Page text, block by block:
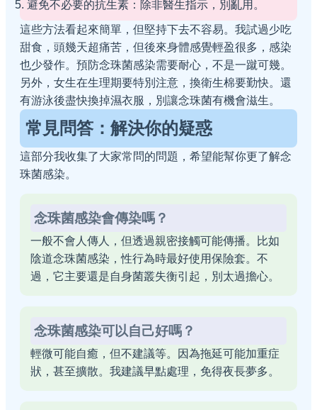
避免不必要的抗生素：除非醫生指示，別亂用。
這些方法看起來簡單，但堅持下去不容易。我試過少吃
甜食，頭幾天超痛苦，但後來身體感覺輕盈很多，感染
也少發作。預防念珠菌感染需要耐心，不是一蹴可幾。
另外，女生在生理期要特別注意，換衛生棉要勤快。還
有游泳後盡快換掉濕衣服，別讓念珠菌有機會滋生。
常見問答：解決你的疑惑
這部分我收集了大家常問的問題，希望能幫你更了解念
珠菌感染。
念珠菌感染會傳染嗎？
一般不會人傳人，但透過親密接觸可能傳播。比如
陰道念珠菌感染，性行為時最好使用保險套。不
過，它主要還是自身菌叢失衡引起，別太過擔心。
念珠菌感染可以自己好嗎？
輕微可能自癒，但不建議等。因為拖延可能加重症
狀，甚至擴散。我建議早點處理，免得夜長夢多。